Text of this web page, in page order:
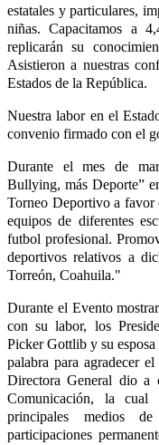
estatales y particulares,
niñas. Capacitamos a
replicarán su
Asistieron a nuestras
Estados de la República.
Nuestra labor en el
convenio firmado con el
Durante el mes de
Bullying, más Deporte”
Torneo Deportivo a favor
equipos de diferentes
futbol profesional.
deportivos relativos a
Torreón, Coahuila."
Durante el Evento
con su labor, los
Picker Gottlib y su
palabra para agradecer
Directora General dio a
Comunicación, la cual
principales medios
participaciones